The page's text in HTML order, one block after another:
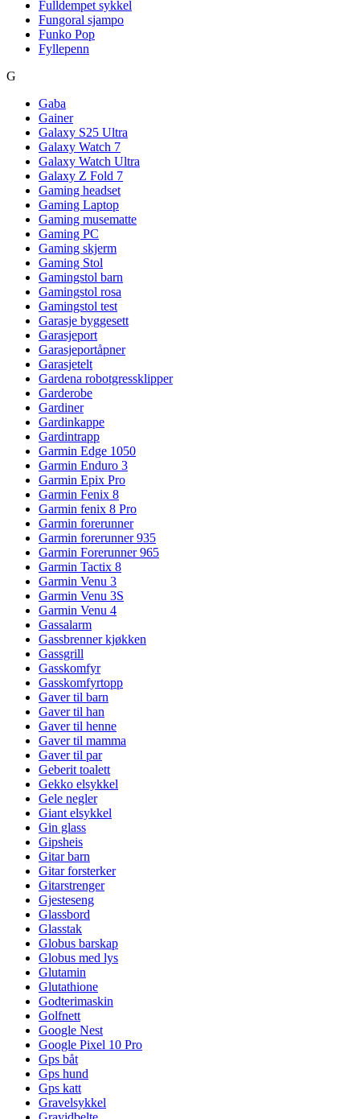
Fulldempet sykkel
Fungoral sjampo
Funko Pop
Fyllepenn
G
Gaba
Gainer
Galaxy S25 Ultra
Galaxy Watch 7
Galaxy Watch Ultra
Galaxy Z Fold 7
Gaming headset
Gaming Laptop
Gaming musematte
Gaming PC
Gaming skjerm
Gaming Stol
Gamingstol barn
Gamingstol rosa
Gamingstol test
Garasje byggesett
Garasjeport
Garasjeportåpner
Garasjetelt
Gardena robotgressklipper
Garderobe
Gardiner
Gardinkappe
Gardintrapp
Garmin Edge 1050
Garmin Enduro 3
Garmin Epix Pro
Garmin Fenix 8
Garmin fenix 8 Pro
Garmin forerunner
Garmin forerunner 935
Garmin Forerunner 965
Garmin Tactix 8
Garmin Venu 3
Garmin Venu 3S
Garmin Venu 4
Gassalarm
Gassbrenner kjøkken
Gassgrill
Gasskomfyr
Gasskomfyrtopp
Gaver til barn
Gaver til han
Gaver til henne
Gaver til mamma
Gaver til par
Geberit toalett
Gekko elsykkel
Gele negler
Giant elsykkel
Gin glass
Gipsheis
Gitar barn
Gitar forsterker
Gitarstrenger
Gjesteseng
Glassbord
Glasstak
Globus barskap
Globus med lys
Glutamin
Glutathione
Godterimaskin
Golfnett
Google Nest
Google Pixel 10 Pro
Gps båt
Gps hund
Gps katt
Gravelsykkel